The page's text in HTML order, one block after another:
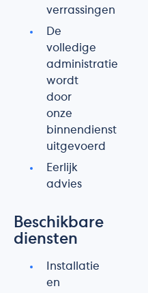
verrassingen
De
volledige
administratie
wordt
door
onze
binnendienst
uitgevoerd
Eerlijk
advies
Beschikbare
diensten
Installatie
en